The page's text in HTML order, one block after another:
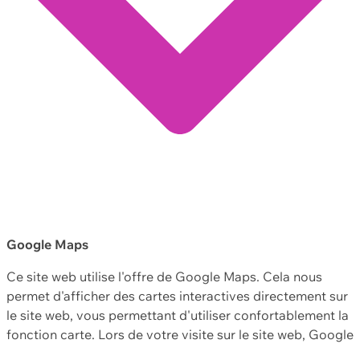
Google Maps
Ce site web utilise l'offre de Google Maps. Cela nous
permet d'afficher des cartes interactives directement sur
le site web, vous permettant d'utiliser confortablement la
fonction carte. Lors de votre visite sur le site web, Google